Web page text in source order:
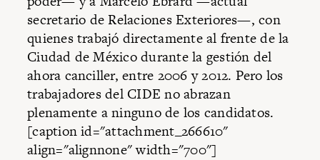
secretario de Relaciones Exteriores—, con
quienes trabajó directamente al frente de la
Ciudad de México durante la gestión del
ahora canciller, entre 2006 y 2012. Pero los
trabajadores del CIDE no abrazan
plenamente a ninguno de los candidatos.
[caption id="attachment_266610"
align="alignnone" width="700"]